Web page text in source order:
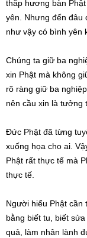
thắp hương bàn
yên. Nhưng đến đâu
như vậy có bình yên
Chúng ta giữ ba
xin Phật mà không
rõ ràng giữ ba
nên cầu xin là tưởng
Đức Phật đã từng
xuống họa cho ai.
Phật rất thực tế mà
thực tế.
Người hiểu Phật cần
bằng biết tu, biết
quả, làm nhân lành